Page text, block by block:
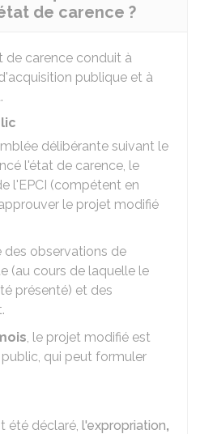
de carence ?
de carence conduit à
publique et à
délibérante suivant le
l'état de carence, le
l'EPCI (compétent en
le projet modifié
observations de
(au cours de laquelle le
présenté) et des
, le projet modifié est
qui peut formuler
été déclaré, l'expropriation,